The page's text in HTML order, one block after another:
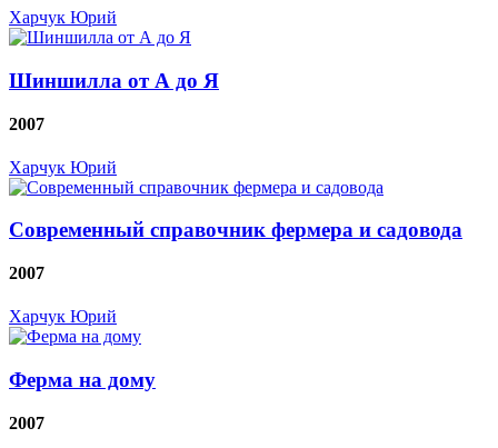
Харчук Юрий
Шиншилла от А до Я
2007
Харчук Юрий
Современный справочник фермера и садовода
2007
Харчук Юрий
Ферма на дому
2007